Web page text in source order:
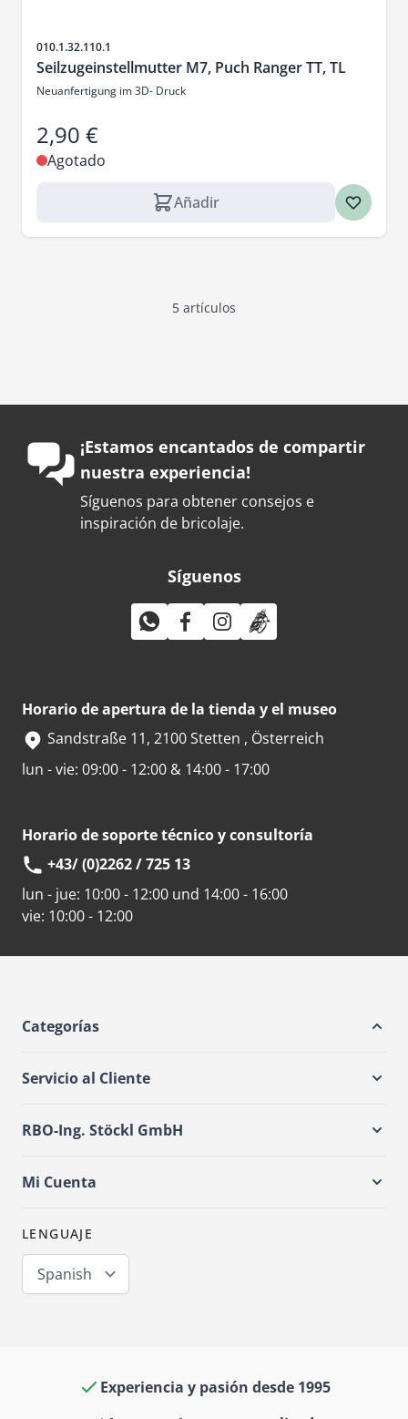
SKU
010.1.32.110.1
Seilzugeinstellmutter M7, Puch Ranger TT, TL
Neuanfertigung im 3D- Druck
2,90 €
Agotado
Añadir
5 artículos
¡Estamos encantados de compartir
nuestra experiencia!
Síguenos para obtener consejos e
inspiración de bricolaje.
Síguenos
Horario de apertura de la tienda y el museo
Sandstraße 11, 2100 Stetten , Österreich
lun - vie: 09:00 - 12:00 & 14:00 - 17:00
Horario de soporte técnico y consultoría
+43/ (0)2262 / 725 13
lun - jue: 10:00 - 12:00 und 14:00 - 16:00
vie: 10:00 - 12:00
Categorías
Servicio al Cliente
RBO-Ing. Stöckl GmbH
Mi Cuenta
LENGUAJE
Spanish
Experiencia y pasión desde 1995